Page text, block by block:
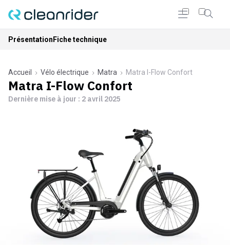
Présentation Fiche technique
Accueil Vélo électrique Matra Matra I-Flow Confort
Matra I-Flow Confort
Dernière mise à jour : 2 avril 2025